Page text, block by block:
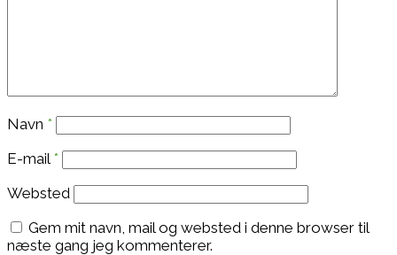
Navn *
E-mail *
Websted
Gem mit navn, mail og websted i denne browser til
næste gang jeg kommenterer.